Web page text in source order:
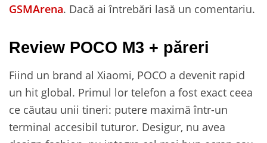
GSMArena. Dacă ai întrebări lasă un comentariu.
Review POCO M3 + păreri
Fiind un brand al Xiaomi, POCO a devenit rapid
un hit global. Primul lor telefon a fost exact ceea
ce căutau unii tineri: putere maximă într-un
terminal accesibil tuturor. Desigur, nu avea